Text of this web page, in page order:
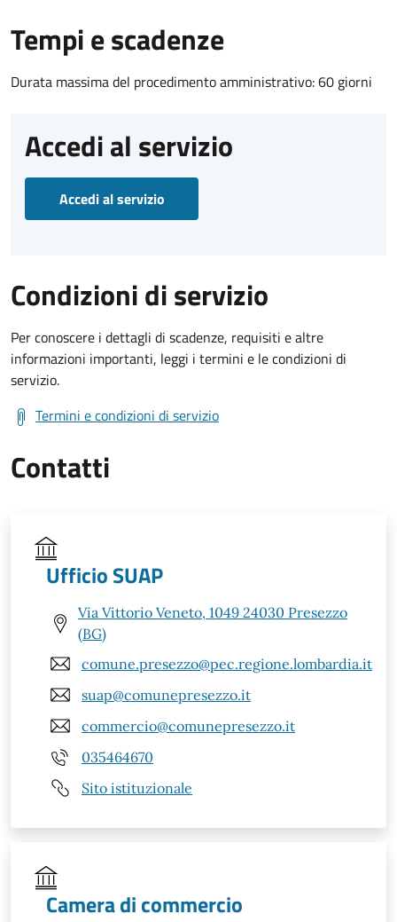
Tempi e scadenze
Durata massima del procedimento amministrativo: 60 giorni
Accedi al servizio
Accedi al servizio
Condizioni di servizio
Per conoscere i dettagli di scadenze, requisiti e altre
informazioni importanti, leggi i termini e le condizioni di
servizio.
Termini e condizioni di servizio
Contatti
Ufficio SUAP
Via Vittorio Veneto, 1049 24030 Presezzo
(BG)
comune.presezzo@pec.regione.lombardia.it
suap@comunepresezzo.it
commercio@comunepresezzo.it
035464670
Sito istituzionale
Camera di commercio